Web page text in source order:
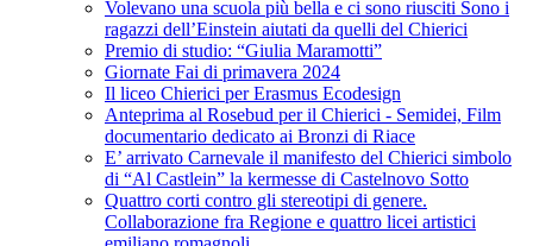
Volevano una scuola più bella e ci sono riusciti Sono i
ragazzi dell’Einstein aiutati da quelli del Chierici
Premio di studio: “Giulia Maramotti”
Giornate Fai di primavera 2024
Il liceo Chierici per Erasmus Ecodesign
Anteprima al Rosebud per il Chierici - Semidei, Film
documentario dedicato ai Bronzi di Riace
E’ arrivato Carnevale il manifesto del Chierici simbolo
di “Al Castlein” la kermesse di Castelnovo Sotto
Quattro corti contro gli stereotipi di genere.
Collaborazione fra Regione e quattro licei artistici